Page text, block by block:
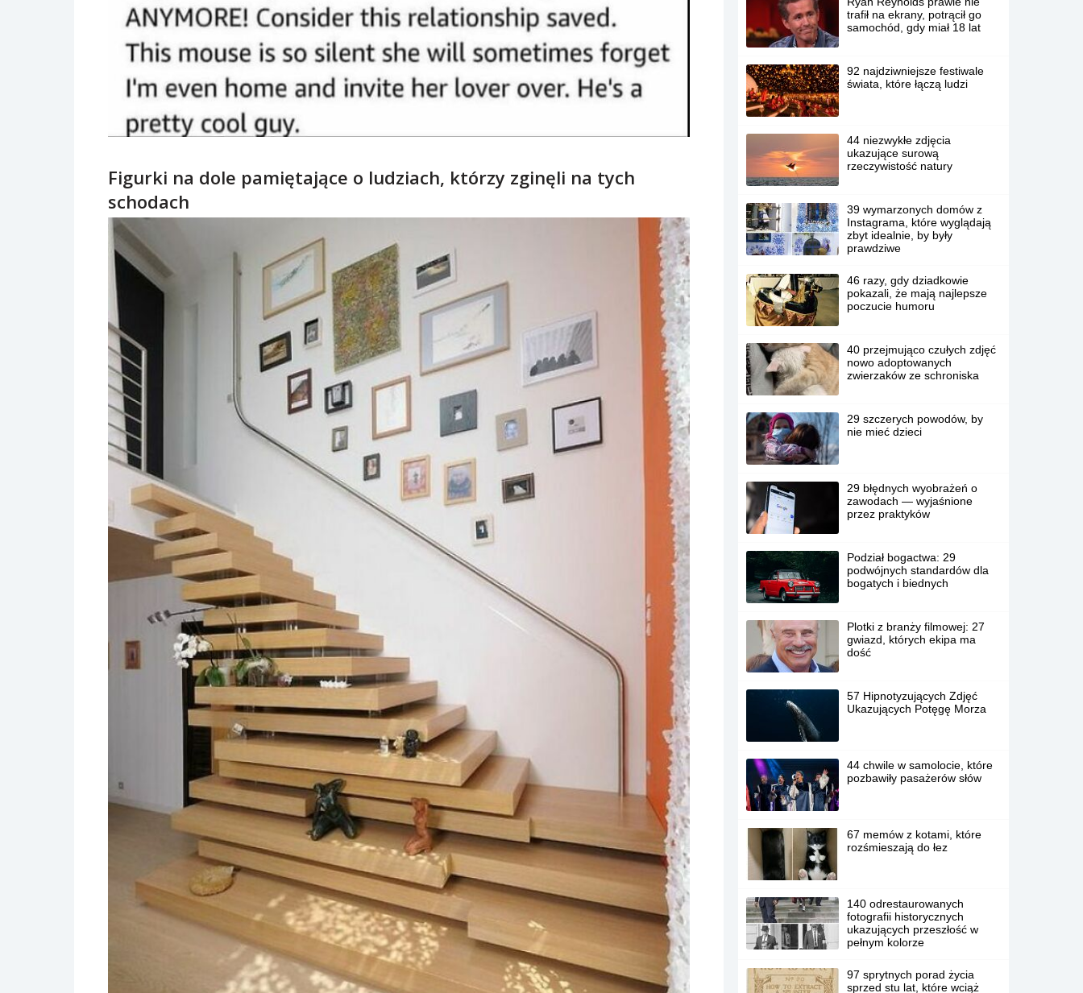
Figurki na dole pamiętające o ludziach, którzy zginęli na tych
schodach
trafił na ekrany, potrącił go
samochód, gdy miał 18 lat
92 najdziwniejsze festiwale
świata, które łączą ludzi
44 niezwykłe zdjęcia
ukazujące surową
rzeczywistość natury
39 wymarzonych domów z
Instagrama, które wyglądają
zbyt idealnie, by były
prawdziwe
46 razy, gdy dziadkowie
pokazali, że mają najlepsze
poczucie humoru
40 przejmująco czułych zdjęć
nowo adoptowanych
zwierzaków ze schroniska
29 szczerych powodów, by
nie mieć dzieci
29 błędnych wyobrażeń o
zawodach — wyjaśnione
przez praktyków
Podział bogactwa: 29
podwójnych standardów dla
bogatych i biednych
Plotki z branży filmowej: 27
gwiazd, których ekipa ma
dość
57 Hipnotyzujących Zdjęć
Ukazujących Potęgę Morza
44 chwile w samolocie, które
pozbawiły pasażerów słów
67 memów z kotami, które
rozśmieszają do łez
140 odrestaurowanych
fotografii historycznych
ukazujących przeszłość w
pełnym kolorze
97 sprytnych porad życia
sprzed stu lat, które wciąż